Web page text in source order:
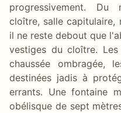
progressivement. Du
cloître, salle capitulaire,
il ne reste debout que
vestiges du cloître.
chaussée ombragée,
destinées jadis à
errants. Une fontaine
obélisque de sept